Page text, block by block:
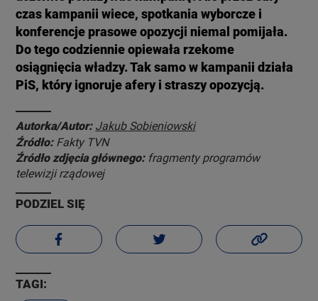
czas kampanii wiece, spotkania wyborcze i
konferencje prasowe opozycji niemal pomijała.
Do tego codziennie opiewała rzekome
osiągnięcia władzy. Tak samo w kampanii działa
PiS, który ignoruje afery i straszy opozycją.
Autorka/Autor: Jakub Sobieniowski
Źródło: Fakty TVN
Źródło zdjęcia głównego: fragmenty programów
telewizji rządowej
PODZIEL SIĘ
TAGI: